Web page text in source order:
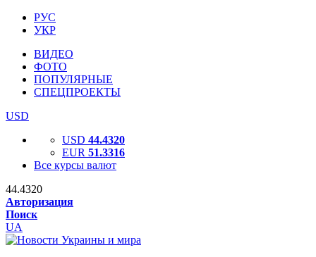
РУС
УКР
ВИДЕО
ФОТО
ПОПУЛЯРНЫЕ
СПЕЦПРОЕКТЫ
USD
USD 44.4320
EUR 51.3316
Все курсы валют
44.4320
Авторизация
Поиск
UA